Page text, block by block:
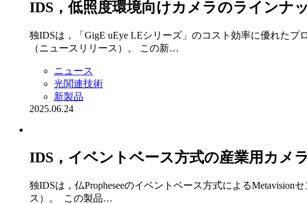
IDS，低照度環境向けカメラのラインナ
独IDSは，「GigE uEye LEシリーズ」のコスト効率に優れた
（ニュースリリース）。 この新…
ニュース
光関連技術
新製品
2025.06.24
IDS，イベントベース方式の産業用カメ
独IDSは，仏Propheseeのイベントベース方式による
ス）。 この製品…